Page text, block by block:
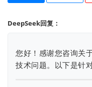
DeepSeek回复：
您好！感谢您咨询关
技术问题。以下是针